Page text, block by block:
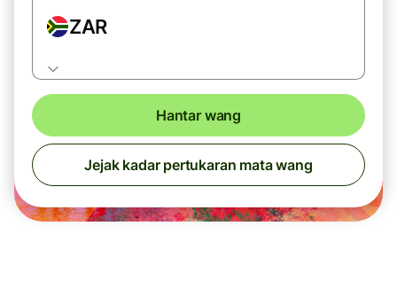
ZAR
Hantar wang
Jejak kadar pertukaran mata wang